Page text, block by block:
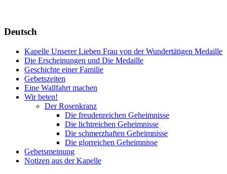
Deutsch
Kapelle Unserer Lieben Frau von der Wundertätigen Medaille
Die Erscheinungen und Die Medaille
Geschichte einer Familie
Gebetszeiten
Eine Wallfahrt machen
Wir beten!
Der Rosenkranz
Die freudenreichen Geheimnisse
Die lichtreichen Geheimnisse
Die schmerzhaften Geheimnisse
Die glorreichen Geheimnisse
Gebetsmeinung
Notizen aus der Kapelle